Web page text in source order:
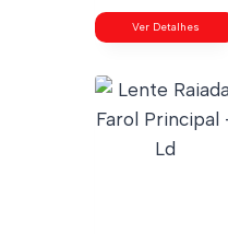
Ver Detalhes